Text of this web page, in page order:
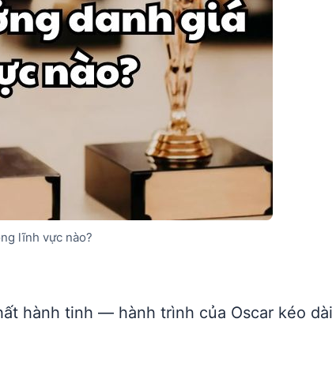
lĩnh vực nào?
hành tinh — hành trình của Oscar kéo dài